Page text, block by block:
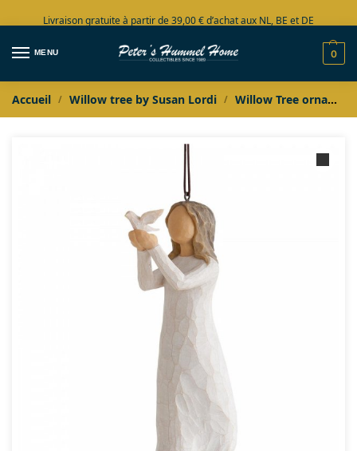
Livraison gratuite à partir de 39,00 € d’achat aux NL, BE et DE
Grand choix en stock
MENU 0
Accueil / Willow tree by Susan Lordi / Willow Tree ornaments